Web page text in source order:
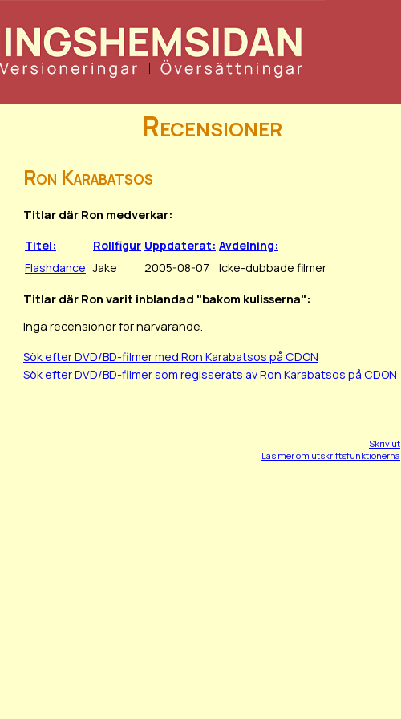
Recensioner
Ron Karabatsos
Titlar där Ron medverkar:
Titel: Rollfigur Uppdaterat: Avdelning:
Flashdance Jake 2005-08-07 Icke-dubbade filmer
Titlar där Ron varit inblandad "bakom kulisserna":
Inga recensioner för närvarande.
Sök efter DVD/BD-filmer med Ron Karabatsos på CDON
Sök efter DVD/BD-filmer som regisserats av Ron Karabatsos på CDON
Skriv ut
Läs mer om utskriftsfunktionerna